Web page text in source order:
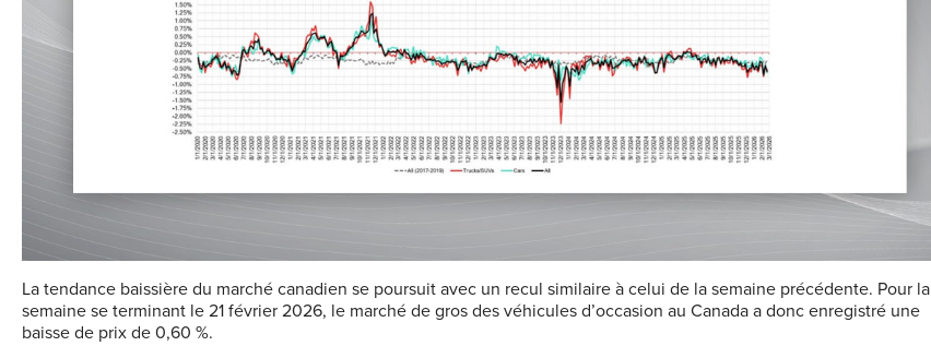
La tendance baissière du marché canadien se poursuit avec un recul similaire à celui de la semaine précédente. Pour la
semaine se terminant le 21 février 2026, le marché de gros des véhicules d’occasion au Canada a donc enregistré une
baisse de prix de 0,60 %.